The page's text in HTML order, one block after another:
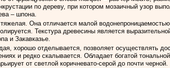
по дереву, при котором мозаичный узор
– шпона.
Она отличается малой
Текстура древесины является
и Закавказье.
хорошо отделывается, позволяет осуществлять
и редко скалывается. Обладает богатой
от светлой коричневато-серой до почти черной.